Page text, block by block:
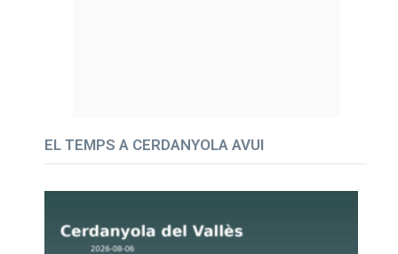
EL TEMPS A CERDANYOLA AVUI